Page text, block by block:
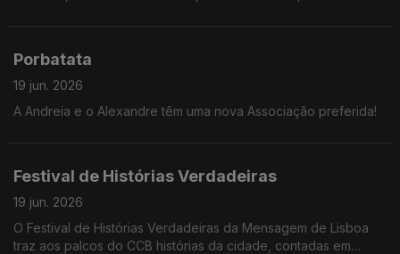
Porbatata
19 jun. 2026
A Andreia e o Alexandre têm uma nova Associação preferida!
Festival de Histórias Verdadeiras
19 jun. 2026
O Festival de Histórias Verdadeiras da Mensagem de Lisboa
traz aos palcos do CCB histórias da cidade, contadas em